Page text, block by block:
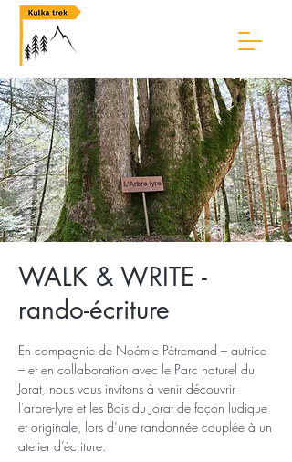
WALK & WRITE -
rando-écriture
En compagnie de Noémie Pétremand – autrice
– et en collaboration avec le Parc naturel du
Jorat, nous vous invitons à venir découvrir
l'arbre-lyre et les Bois du Jorat de façon ludique
et originale, lors d’une randonnée couplée à un
atelier d’écriture.